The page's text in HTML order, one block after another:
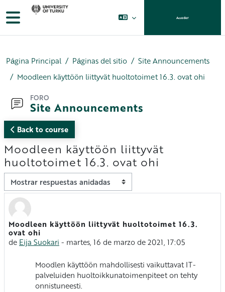
Salta al contenido principal
Panel lateral Acceder
Página Principal Páginas del sitio
Site Announcements
Moodleen käyttöön liittyvät huoltotoimet 16.3. ovat ohi
FORO
Site Announcements
Back to course
Moodleen käyttöön liittyvät
huoltotoimet 16.3. ovat ohi
Mostrar modo
Moodleen käyttöön liittyvät huoltotoimet 16.3.
ovat ohi
de Eija Suokari - martes, 16 de marzo de 2021, 17:05
Número de respuestas: 0
Moodlen käyttöön mahdollisesti vaikuttavat IT-
palveluiden huoltoikkunatoimenpiteet on tehty
onnistuneesti.